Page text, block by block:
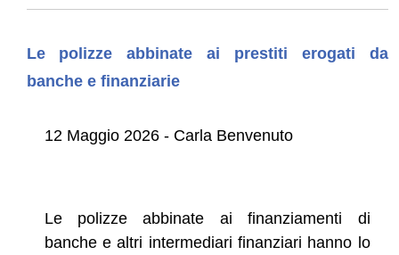
Le polizze abbinate ai prestiti erogati da
banche e finanziarie
12 Maggio 2026 - Carla Benvenuto
Le polizze abbinate ai finanziamenti di
banche e altri intermediari finanziari hanno lo